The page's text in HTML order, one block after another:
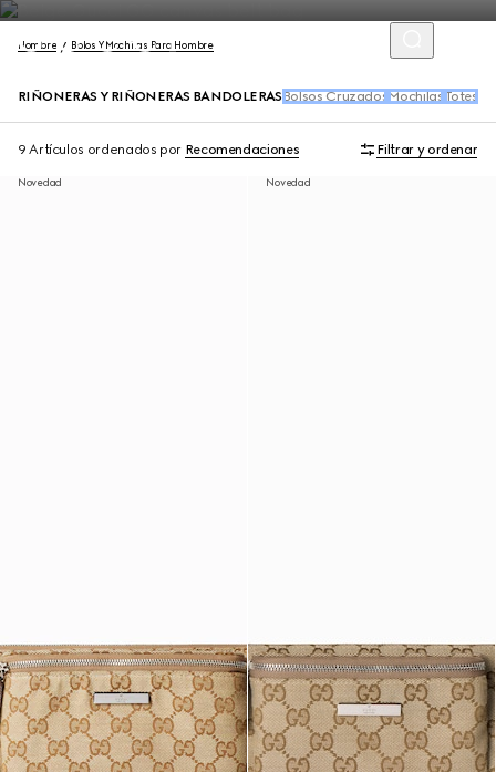
Hombre Bolos Y Mochilas Para Hombre
RIÑONERAS Y RIÑONERAS BANDOLERAS Bolsos Cruzados Mochilas Totes
9 Artículos ordenados por Recomendaciones Filtrar y ordenar
Novedad Novedad